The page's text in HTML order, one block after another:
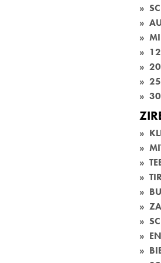
»
»
»
»
»
»
»
»
»
»
»
»
»
»
»
»